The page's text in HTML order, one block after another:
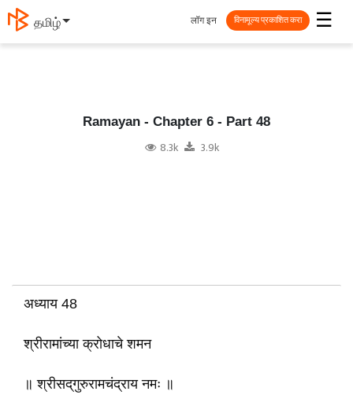
தமிழ் ☰
लॉग इन विनामूल्य प्रकाशित करा
Ramayan - Chapter 6 - Part 48
8.3k 3.9k
अध्याय 48
श्रीरामांच्या क्रोधाचे शमन
॥ श्रीसद्‌गुरुरामचंद्राय नमः ॥